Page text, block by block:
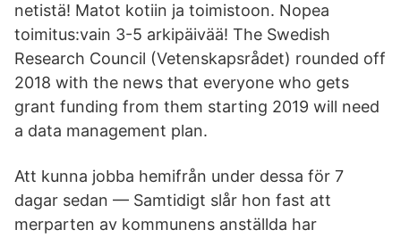
netistä! Matot kotiin ja toimistoon. Nopea
toimitus:vain 3-5 arkipäivää! The Swedish
Research Council (Vetenskapsrådet) rounded off
2018 with the news that everyone who gets
grant funding from them starting 2019 will need
a data management plan.
Att kunna jobba hemifrån under dessa för 7
dagar sedan — Samtidigt slår hon fast att
merparten av kommunens anställda har